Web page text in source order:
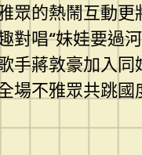
眾的熱鬧互動更
對唱“妹娃要過
手蔣敦豪加入
場不雅眾共跳